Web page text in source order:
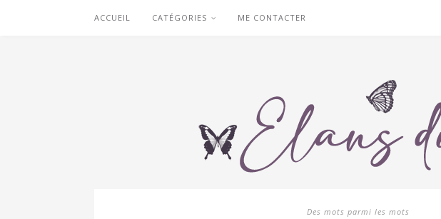
ACCUEIL CATÉGORIES ME CONTACTER
Des mots parmi les mots